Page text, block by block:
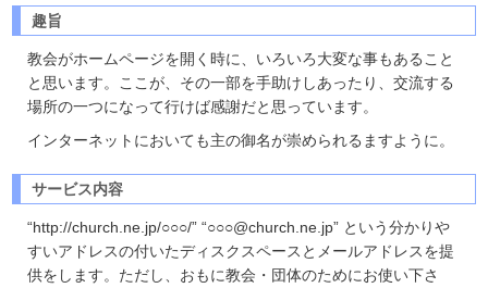
趣旨
教会がホームページを開く時に、いろいろ大変な事もあること
と思います。ここが、その一部を手助けしあったり、交流する
場所の一つになって行けば感謝だと思っています。
インターネットにおいても主の御名が崇められるますように。
サービス内容
“http://church.ne.jp/○○○/” “○○○@church.ne.jp” という分かりや
すいアドレスの付いたディスクスペースとメールアドレスを提
供をします。ただし、おもに教会・団体のためにお使い下さ